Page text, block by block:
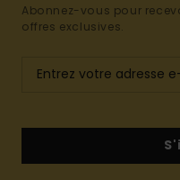
Abonnez-vous pour
offres exclusives.